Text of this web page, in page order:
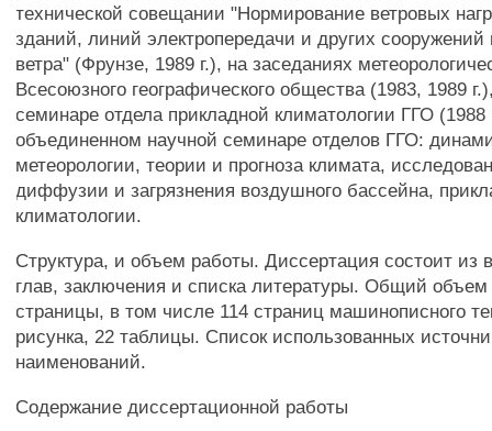
технической совещании "Нормирование ветровых
зданий, линий электропередачи и других сооружений
ветра" (Фрунзе, 1989 г.), на заседаниях
Всесоюзного географического общества (1983, 1989
семинаре отдела прикладной климатологии ГГО (1988
объединенном научной семинаре отделов ГГО:
метеорологии, теории и прогноза климата,
диффузии и загрязнения воздушного бассейна,
климатологии.
Структура, и объем работы. Диссертация состоит из
глав, заключения и списка литературы. Общий объем
страницы, в том числе 114 страниц машинописного
рисунка, 22 таблицы. Список использованных
наименований.
Содержание диссертационной работы